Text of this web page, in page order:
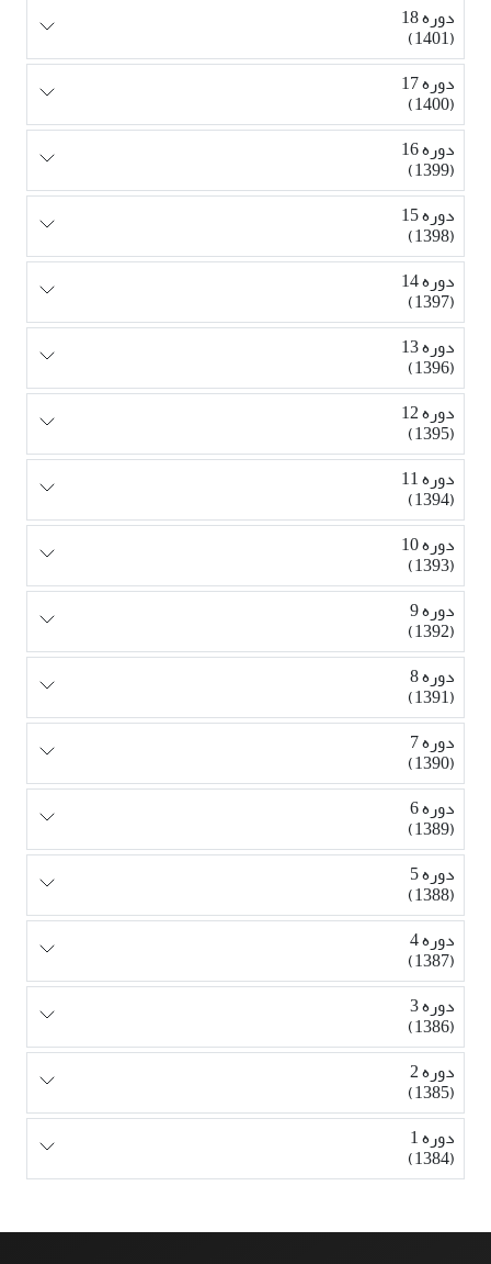
دوره 18
(1401)
دوره 17
(1400)
دوره 16
(1399)
دوره 15
(1398)
دوره 14
(1397)
دوره 13
(1396)
دوره 12
(1395)
دوره 11
(1394)
دوره 10
(1393)
دوره 9
(1392)
دوره 8
(1391)
دوره 7
(1390)
دوره 6
(1389)
دوره 5
(1388)
دوره 4
(1387)
دوره 3
(1386)
دوره 2
(1385)
دوره 1
(1384)